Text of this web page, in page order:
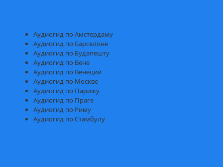
Аудиогид по Амстердаму
Аудиогид по Барселоне
Аудиогид по Будапешту
Аудиогид по Вене
Аудиогид по Венеции
Аудиогид по Москве
Аудиогид по Парижу
Аудиогид по Праге
Аудиогид по Риму
Аудиогид по Стамбулу